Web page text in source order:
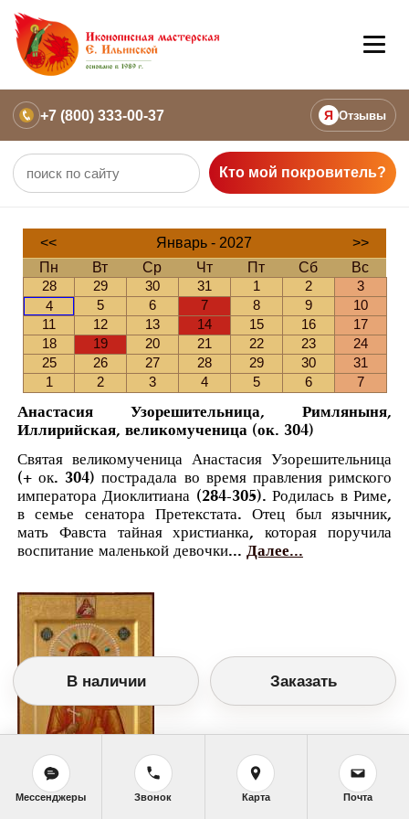
+7 (800) 333-00-37 Я Отзывы
Кто мой покровитель?
<< Январь - 2027
>>
Пн
Вт Ср Чт Пт Сб
Вс
28
29 30 31 1 2
3
4
5 6 7 8 9
10
11
12 13 14 15 16
17
18
19 20 21 22 23
24
25
26 27 28 29 30
31
1
2 3 4 5 6 7
Анастасия Узорешительница, Римляныня,
Иллирийская, великомученица (ок. 304)
Святая великомученица Анастасия Узорешительница
(+ ок. 304) пострадала во время правления римского
императора Диоклитиана (284-305). Родилась в Риме,
в семье сенатора Претекстата. Отец был язычник,
мать Фавста тайная христианка, которая поручила
воспитание маленькой девочки... Далее...
В наличии Заказать
Мессенджеры Звонок Карта Почта